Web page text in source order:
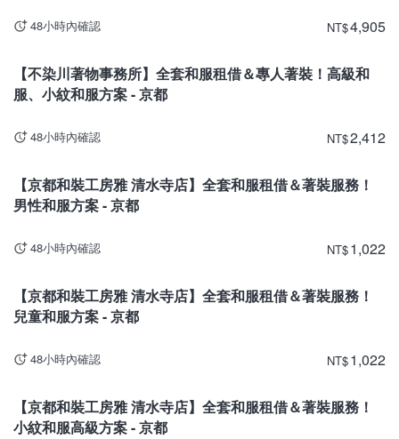
48小時內確認 NT$4,905
【不染川著物事務所】全套和服租借＆專人著裝！高級和
服、小紋和服方案 - 京都
48小時內確認 NT$2,412
【京都和裝工房雅 清水寺店】全套和服租借＆著裝服務！
男性和服方案 - 京都
48小時內確認 NT$1,022
【京都和裝工房雅 清水寺店】全套和服租借＆著裝服務！
兒童和服方案 - 京都
48小時內確認 NT$1,022
【京都和裝工房雅 清水寺店】全套和服租借＆著裝服務！
小紋和服高級方案 - 京都